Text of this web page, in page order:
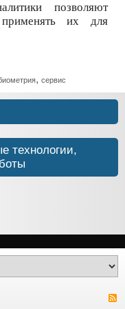
позволяют
их для
, сервис
технологии,